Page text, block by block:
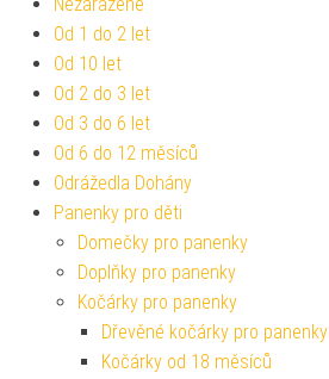
Od 1 do 2 let
Od 10 let
Od 2 do 3 let
Od 3 do 6 let
Od 6 do 12 měsíců
Odrážedla Dohány
Panenky pro děti
Domečky pro panenky
Doplňky pro panenky
Kočárky pro panenky
Dřevěné kočárky pro panenky
Kočárky od 18 měsíců